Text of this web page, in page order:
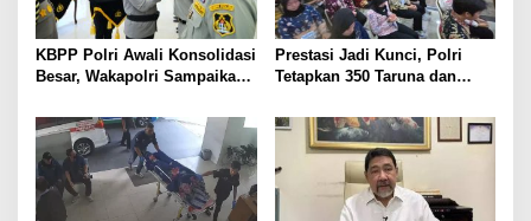
KBPP Polri Awali Konsolidasi
Besar, Wakapolri Sampaikan
Prestasi Jadi Kunci, Polri
Tetapkan 350 Taruna dan